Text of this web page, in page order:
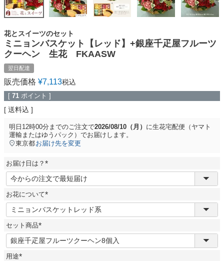
花とスイーツのセット
ミニョンバスケット【レッド】+銀座千疋屋フルーツ
クーヘン 生花 FKAASW
翌日配達
販売価格 ¥7,113税込
[ 71 ポイント ]
送料込
明日 12時00分 までのご注文で2026/08/10（月） に生花宅配便（ヤマト
運輸またはゆうパック） でお届けします。
東京都お届け先を変更
お届け日は？
(
必
須
)
お花について
(
必
須
セット商品
(
必
須
用途